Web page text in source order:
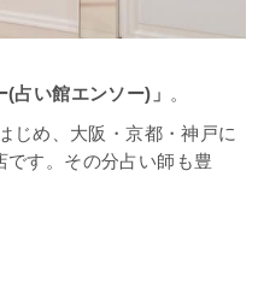
(占い館エンソー)」 。
じめ、大阪・京都・神戸に
です。その分占い師も豊